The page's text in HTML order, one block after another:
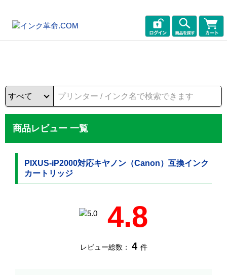
商品レビュー 一覧
PIXUS-iP2000対応キヤノン（Canon）互換インク
カートリッジ
4.8
レビュー総数： 4 件